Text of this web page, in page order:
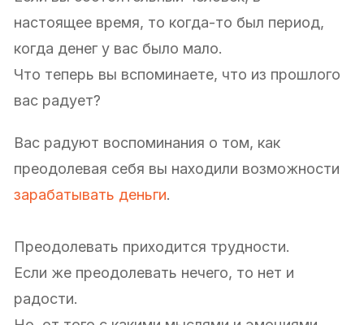
настоящее время, то когда-то был период,
когда денег у вас было мало.
Что теперь вы вспоминаете, что из прошлого
вас радует?
Вас радуют воспоминания о том, как
преодолевая себя вы находили возможности
зарабатывать деньги.
Преодолевать приходится трудности.
Если же преодолевать нечего, то нет и
радости.